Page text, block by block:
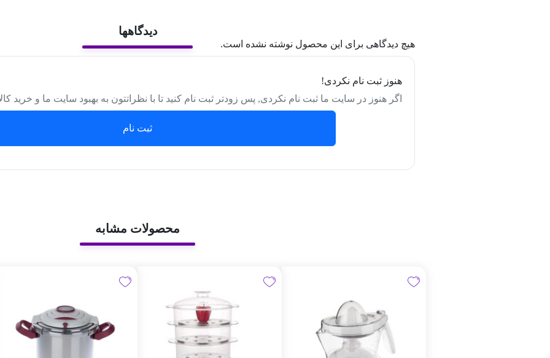
دیدگاهها
هیچ دیدگاهی برای این محصول نوشته نشده است.
هنوز ثبت نام نکردی!
اگر هنوز در سایت ما ثبت نام نکردی, پس زودتر ثبت نام کنید تا با نظراتتون به بهبود سایت ما و خرید
ثبت نام
محصولات مشابه